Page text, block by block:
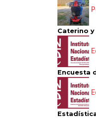
Caterino
Encuesta